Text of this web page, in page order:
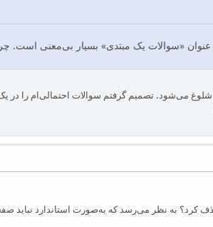
«سوالات یک مبتدی» بسیار بی‌معنی است.
شلوغ می‌شود. تصمیم گرفتم سوالات احتمالی‌ام را
به نظر می‌رسد که به‌صورت استاندارد